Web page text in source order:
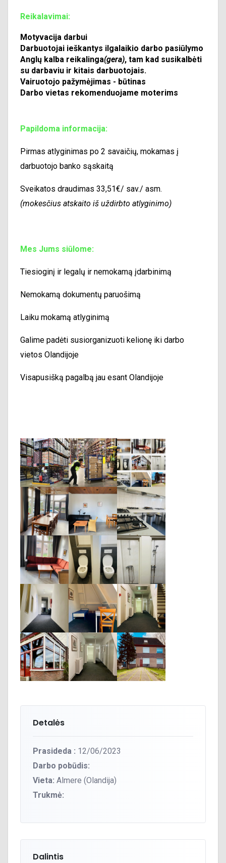
Reikalavimai:
Motyvacija darbui
Darbuotojai ieškantys ilgalaikio darbo pasiūlymo
Anglų kalba reikalinga(gera), tam kad susikalbėti
su darbaviu ir kitais darbuotojais.
Vairuotojo pažymėjimas - būtinas
Darbo vietas rekomenduojame moterims
Papildoma informacija:
Pirmas atlyginimas po 2 savaičių, mokamas į
darbuotojo banko sąskaitą
Sveikatos draudimas 33,51€/ sav./ asm.
(mokesčius atskaito iš uždirbto atlyginimo)
Mes Jums siūlome:
Tiesioginį ir legalų ir nemokamą įdarbinimą
Nemokamą dokumentų paruošimą
Laiku mokamą atlyginimą
Galime padėti susiorganizuoti kelionę iki darbo
vietos Olandijoje
Visapusišką pagalbą jau esant Olandijoje
Detalės
Prasideda : 12/06/2023
Darbo pobūdis:
Vieta: Almere (Olandija)
Trukmė:
Dalintis